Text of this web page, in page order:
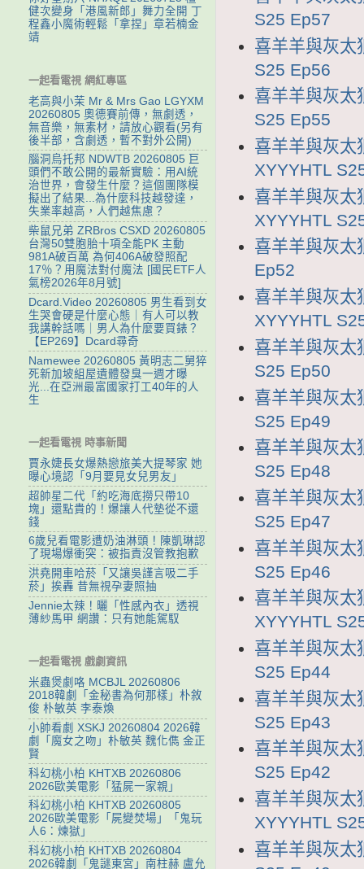
S25 Ep57
喜羊羊與灰太
S25 Ep56
喜羊羊與灰太
S25 Ep55
喜羊羊與灰太
XYYYHTL
喜羊羊與灰太
XYYYHTL
喜羊羊與灰太
Ep52
喜羊羊與灰太
XYYYHTL
喜羊羊與灰太
S25 Ep50
喜羊羊與灰太
S25 Ep49
喜羊羊與灰太
S25 Ep48
喜羊羊與灰太
S25 Ep47
喜羊羊與灰太
S25 Ep46
喜羊羊與灰太
XYYYHTL
喜羊羊與灰太
S25 Ep44
喜羊羊與灰太
S25 Ep43
喜羊羊與灰太
S25 Ep42
喜羊羊與灰太
XYYYHTL
喜羊羊與灰太
健次變身「港風新郎」舞力全開 丁
程鑫小魔術輕鬆「拿捏」章若楠金
靖
一起看電視 網紅專區
老高與小茉 Mr & Mrs Gao LGYXM
20260805 奧德賽前傳，無劇透，
無音樂，無素材，請放心觀看(另有
後半部，含劇透，暫不對外公開)
腦洞烏托邦 NDWTB 20260805 巨
頭們不敢公開的最新實驗：用AI統
治世界，會發生什麼？這個團隊模
擬出了結果...為什麼科技越發達，
失業率越高，人們越焦慮？
柴鼠兄弟 ZRBros CSXD 20260805
台灣50雙胞胎十項全能PK 主動
981A破百萬 為何406A破發照配
17％？用魔法對付魔法 [國民ETF人
氣榜2026年8月號]
Dcard.Video 20260805 男生看到女
生哭會硬是什麼心態｜有人可以教
我講幹話嗎｜男人為什麼要買錶？
【EP269】Dcard尋奇
Namewee 20260805 黃明志二舅猝
死新加坡組屋遺體發臭一週才曝
光...在亞洲最富國家打工40年的人
生
一起看電視 時事新聞
賈永婕長女爆熱戀旅美大提琴家 她
曝心境認「9月要見女兒男友」
超帥星二代「約吃海底撈只帶10
塊」還點貴的！爆讓人代墊從不還
錢
6歲兒看電影遭奶油淋頭！陳凱琳認
了現場爆衝突：被指責沒管教抱歉
洪堯開車哈菸「又讓吳謹言吸二手
菸」挨轟 昔無視孕妻照抽
Jennie太辣！曬「性感內衣」透視
薄紗馬甲 網讚：只有她能駕馭
一起看電視 戲劇資訊
米蟲煲劇咯 MCBJL 20260806
2018韓劇「金秘書為何那樣」朴敘
俊 朴敏英 李泰煥
小帥看劇 XSKJ 20260804 2026韓
劇「魔女之吻」朴敏英 魏化儁 金正
賢
科幻桃小柏 KHTXB 20260806
2026歐美電影「猛屍一家親」
科幻桃小柏 KHTXB 20260805
2026歐美電影「屍變焚場」「鬼玩
人6：煉獄」
科幻桃小柏 KHTXB 20260804
2026韓劇「鬼謎東宮」南柱赫 盧允